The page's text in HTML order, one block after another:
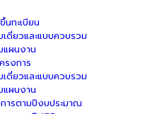
นทะเบียน
เดี่ยวและแบบควบรวม
แผนงาน
รงการ
เดี่ยวและแบบควบรวม
แผนงาน
การตามปีงบประมาณ